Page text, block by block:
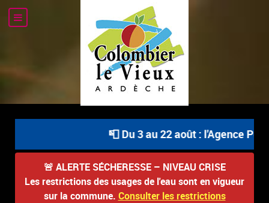
📮 Du 3 au 22 août : l'Agence
🚨 ALERTE SÉCHERESSE – NIVEAU CRISE
Les restrictions des usages de l'eau sont en vigueur
sur la commune. Consulter les restrictions